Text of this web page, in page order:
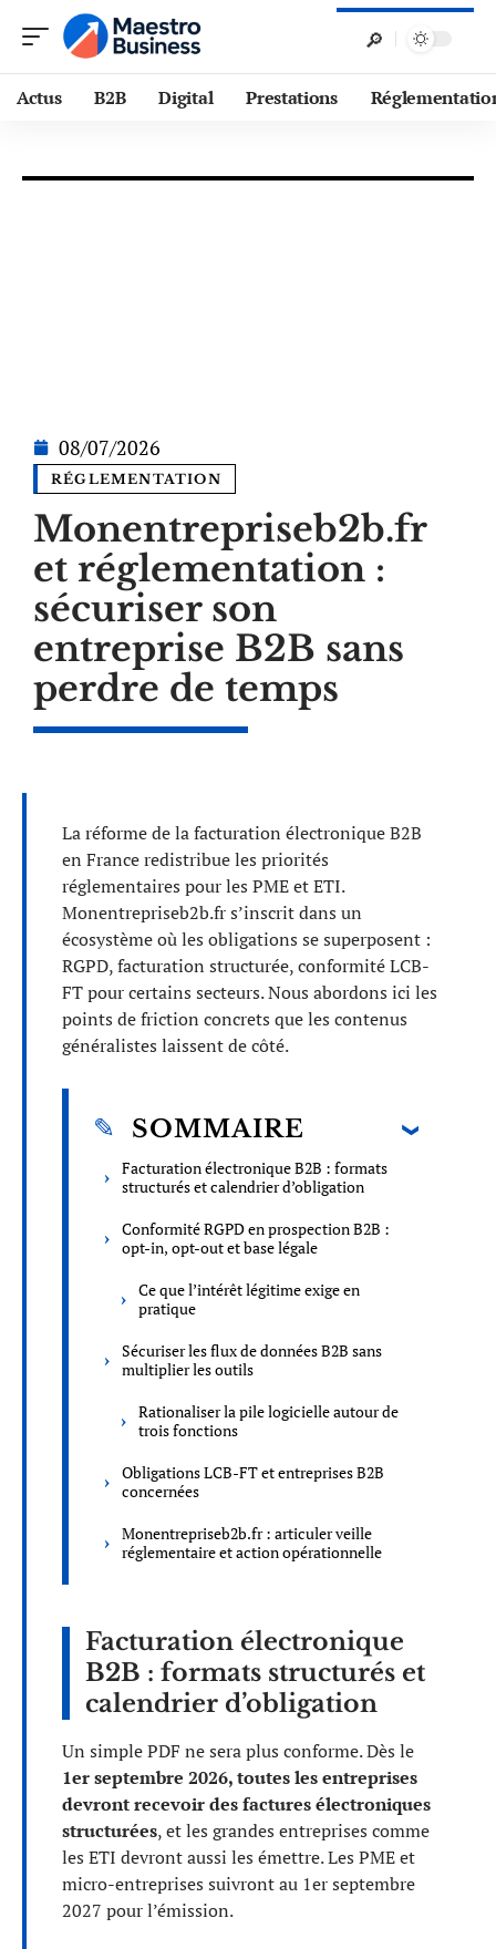
Actus B2B Digital Prestations
08/07/2026
RÉGLEMENTATION
Monentrepriseb2b.fr
et réglementation :
sécuriser son
entreprise B2B sans
perdre de temps
La réforme de la facturation électronique B2B
en France redistribue les priorités
réglementaires pour les PME et ETI.
Monentrepriseb2b.fr s’inscrit dans un
écosystème où les obligations se superposent :
RGPD, facturation structurée, conformité LCB-
FT pour certains secteurs. Nous abordons ici les
points de friction concrets que les contenus
généralistes laissent de côté.
SOMMAIRE
Facturation électronique B2B : formats
structurés et calendrier d’obligation
Conformité RGPD en prospection B2B :
opt-in, opt-out et base légale
Ce que l’intérêt légitime exige en
pratique
Sécuriser les flux de données B2B sans
multiplier les outils
Rationaliser la pile logicielle autour de
trois fonctions
Obligations LCB-FT et entreprises B2B
concernées
Monentrepriseb2b.fr : articuler veille
réglementaire et action opérationnelle
Facturation électronique
B2B : formats structurés et
calendrier d’obligation
Un simple PDF ne sera plus conforme. Dès le
1er septembre 2026, toutes les entreprises
devront recevoir des factures électroniques
structurées, et les grandes entreprises comme
les ETI devront aussi les émettre. Les PME et
micro-entreprises suivront au 1er septembre
2027 pour l’émission.